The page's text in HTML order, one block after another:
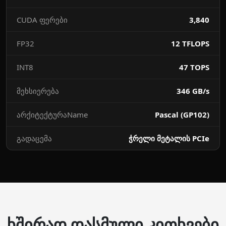
CUDA ფერები 3,840
FP32 12 TFLOPS
INT8 47 TOPS
მეხსიერება 346 GB/s
არქიტექტურაName Pascal (GP102)
გადაცემა ჭრელი მეტალის PCIe